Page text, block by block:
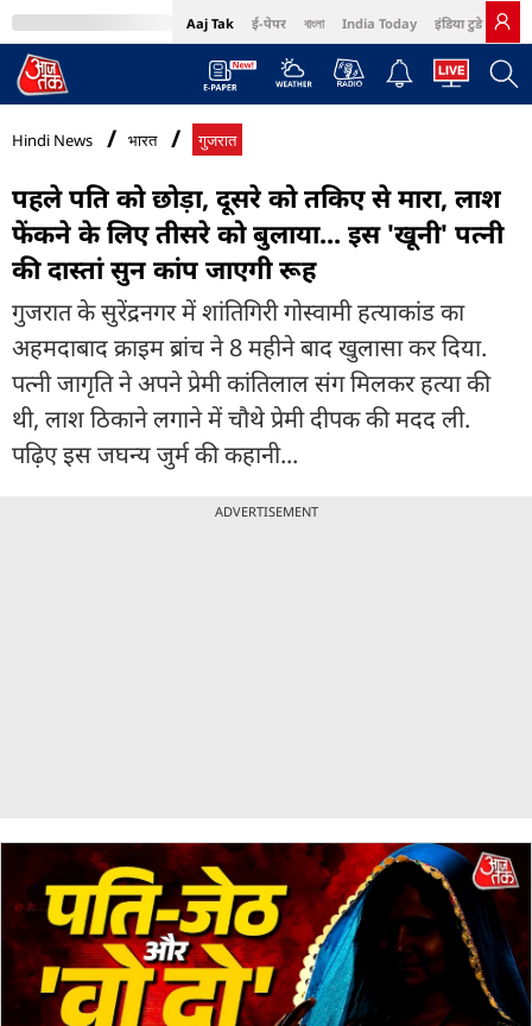
Aaj Tak ई-पेपर বাংলা India Today इंडिया टुडे हिंदी
MumbaiTak Cosmopolitan Harper's Bazaar Northeast
Hindi News भारत गुजरात
पहले पति को छोड़ा, दूसरे को तकिए से मारा, लाश
फेंकने के लिए तीसरे को बुलाया... इस 'खूनी' पत्नी
की दास्तां सुन कांप जाएगी रूह
गुजरात के सुरेंद्रनगर में शांतिगिरी गोस्वामी हत्याकांड का
अहमदाबाद क्राइम ब्रांच ने 8 महीने बाद खुलासा कर दिया.
पत्नी जागृति ने अपने प्रेमी कांतिलाल संग मिलकर हत्या की
थी, लाश ठिकाने लगाने में चौथे प्रेमी दीपक की मदद ली.
पढ़िए इस जघन्य जुर्म की कहानी...
ADVERTISEMENT